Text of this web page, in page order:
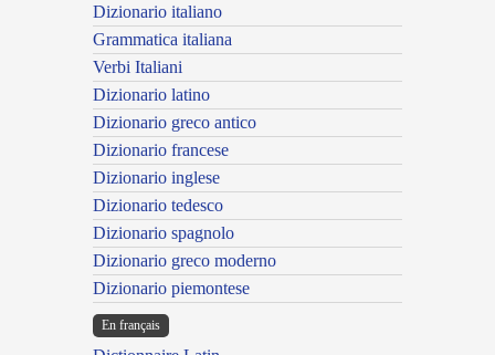
Dizionario italiano
Grammatica italiana
Verbi Italiani
Dizionario latino
Dizionario greco antico
Dizionario francese
Dizionario inglese
Dizionario tedesco
Dizionario spagnolo
Dizionario greco moderno
Dizionario piemontese
En français